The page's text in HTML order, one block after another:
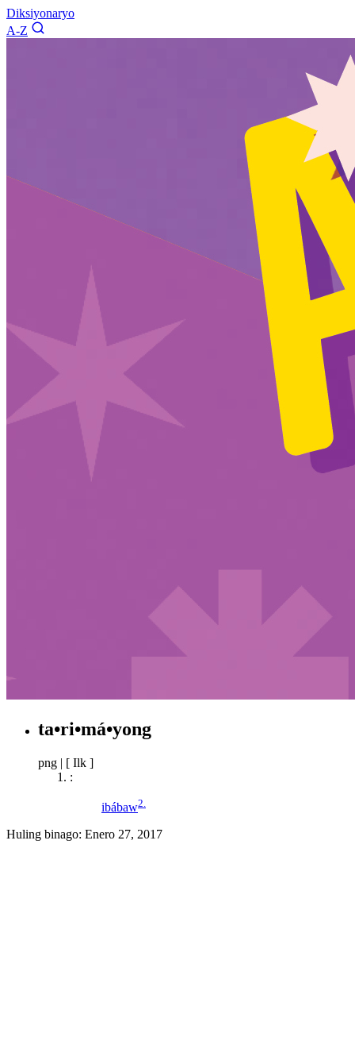
Diksiyonaryo
A-Z
ta•ri•má•yong
png | [ Ilk ]
:
ibábaw2.
Huling binago: Enero 27, 2017